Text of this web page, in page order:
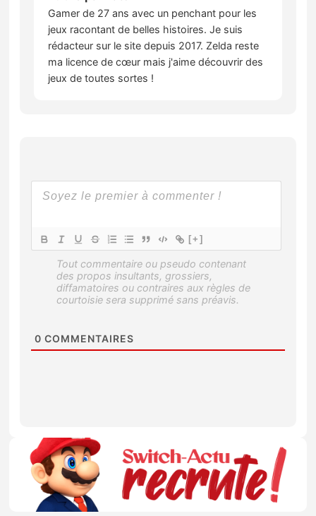
Gamer de 27 ans avec un penchant pour les
jeux racontant de belles histoires. Je suis
rédacteur sur le site depuis 2017. Zelda reste
ma licence de cœur mais j'aime découvrir des
jeux de toutes sortes !
[+]
0 COMMENTAIRES